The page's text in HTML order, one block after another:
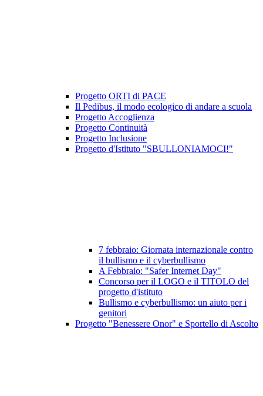
Progetto ORTI di PACE
Il Pedibus, il modo ecologico di andare a scuola
Progetto Accoglienza
Progetto Continuità
Progetto Inclusione
Progetto d'Istituto "SBULLONIAMOCI!"
7 febbraio: Giornata internazionale contro
il bullismo e il cyberbullismo
A Febbraio: "Safer Internet Day"
Concorso per il LOGO e il TITOLO del
progetto d'istituto
Bullismo e cyberbullismo: un aiuto per i
genitori
Progetto "Benessere Onor" e Sportello di Ascolto